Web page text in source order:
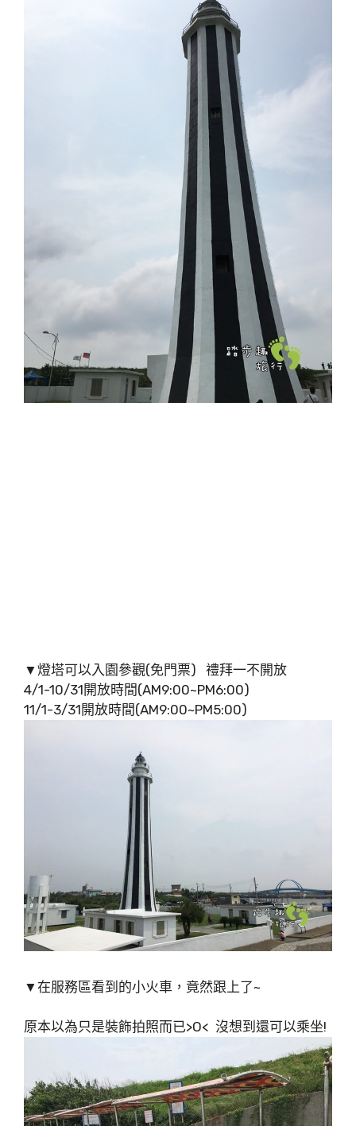
▼燈塔可以入園參觀(免門票) 禮拜一不開放
4/1-10/31開放時間(AM9:00~PM6:00)
11/1-3/31開放時間(AM9:00~PM5:00)
▼在服務區看到的小火車，竟然跟上了~
原本以為只是裝飾拍照而已>O< 沒想到還可以乘坐!